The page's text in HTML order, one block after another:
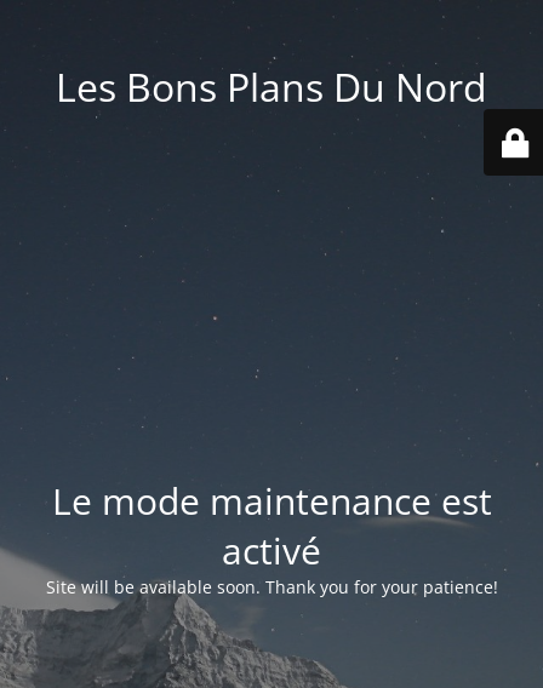
Les Bons Plans Du Nord
Le mode maintenance est
activé
Site will be available soon. Thank you for your patience!